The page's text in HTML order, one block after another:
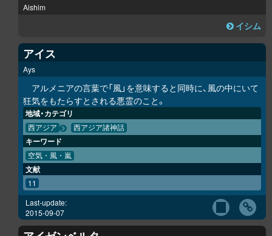
Aishim
イシム
アイス
Ays
アルメニアの言葉で「風」を意味すると同時に、風の中にいて
狂気をもたらすとされる悪霊のこと。
地域・カテゴリ
西アジア 西アジア諸神話
キーワード
空気・風・嵐
文献
11
Last-update:
2015-09-07